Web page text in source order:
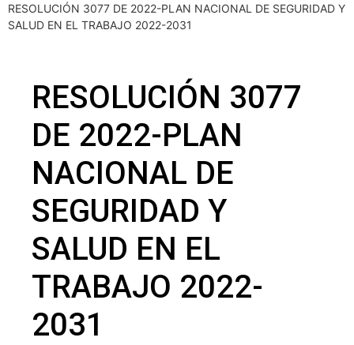
RESOLUCIÓN 3077 DE 2022-PLAN NACIONAL DE SEGURIDAD Y
SALUD EN EL TRABAJO 2022-2031
RESOLUCIÓN 3077
DE 2022-PLAN
NACIONAL DE
SEGURIDAD Y
SALUD EN EL
TRABAJO 2022-
2031